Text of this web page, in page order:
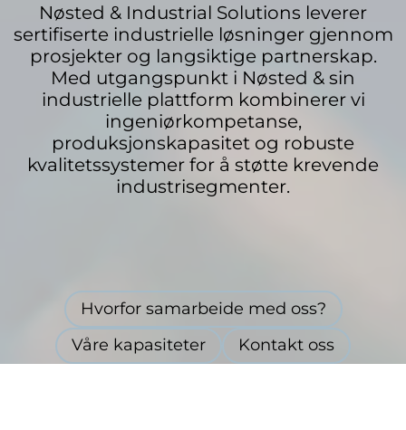
Nøsted & Industrial Solutions leverer
sertifiserte industrielle løsninger gjennom
prosjekter og langsiktige partnerskap.
Med utgangspunkt i Nøsted & sin
industrielle plattform kombinerer vi
ingeniørkompetanse,
produksjonskapasitet og robuste
kvalitetssystemer for å støtte krevende
industrisegmenter.
Hvorfor samarbeide med oss?
Våre kapasiteter
Kontakt oss